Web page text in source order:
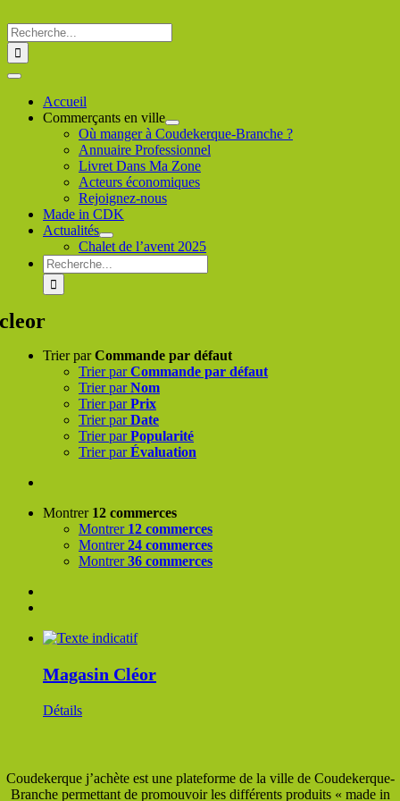
au
contenu
Rechercher
:
Toggle
NavigationAccueil
Commerçants en ville
Où manger à Coudekerque-Branche ?
Annuaire Professionnel
Livret Dans Ma Zone
Acteurs économiques
Rejoignez-nous
Made in CDK
Actualités
Chalet de l’avent 2025
Rechercher
:
cleor
Trier parCommande par défaut
Trier parCommande par défaut
Trier parNom
Trier parPrix
Trier parDate
Trier parPopularité
Trier parÉvaluation
Montrer 12 commerces
Montrer 12 commerces
Montrer24 commerces
Montrer36 commerces
Magasin Cléor
Détails
Coudekerque j’achète est une plateforme de la ville de Coudekerque-
Branche permettant de promouvoir les différents produits « made in